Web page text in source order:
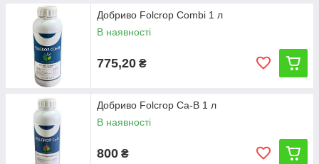
Добриво Folcrop Combi 1 л
В наявності
775,20 ₴
Добриво Folcrop Ca-B 1 л
В наявності
800 ₴